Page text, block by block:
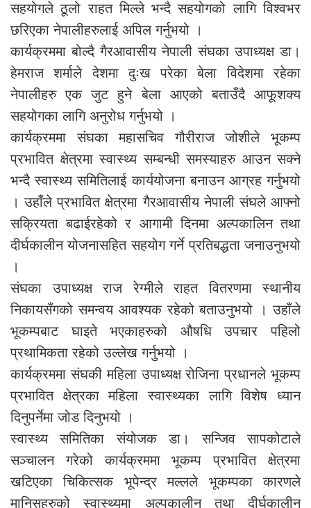
सहयोगले ठूलो राहत मिल्ले भन्दै सहयोगको लागि विश्वभर
छरिएका नेपालीहरुलाई अपिल गर्नुभयो ।
कार्यक्रममा बोल्दै गैरआवासीय नेपाली संघका उपाध्यक्ष डा।
हेमराज शर्माले देशमा दुःख परेका बेला विदेशमा रहेका
नेपालीहरु एक जुट हुने बेला आएको बताउँदै आफूशक्य
सहयोगका लागि अनुरोध गर्नुभयो ।
कार्यक्रममा संघका महासचिव गौरीराज जोशीले भूकम्प
प्रभावित क्षेत्रमा स्वास्थ्य सम्बन्धी समस्याहरु आउन सक्ने
भन्दै स्वास्थ्य समितिलाई कार्ययोजना बनाउन आग्रह गर्नुभयो
। उहाँले प्रभावित क्षेत्रमा गैरआवासीय नेपाली संघले आफ्नो
सक्रियता बढाईरहेको र आगामी दिनमा अल्पकालिन तथा
दीर्घकालीन योजनासहित सहयोग गर्ने प्रतिबद्धता जनाउनुभयो
।
संघका उपाध्यक्ष राज रेग्मीले राहत वितरणमा स्थानीय
निकायसँगको समन्वय आवश्यक रहेको बताउनुभयो । उहाँले
भूकम्पबाट घाइते भएकाहरुको औषधि उपचार पहिलो
प्रथामिकता रहेको उल्लेख गर्नुभयो ।
कार्यक्रममा संघकी महिला उपाध्यक्ष रोजिना प्रधानले भूकम्प
प्रभावित क्षेत्रका महिला स्वास्थ्यका लागि विशेष ध्यान
दिनुपर्नेमा जोड दिनुभयो ।
स्वास्थ्य समितिका संयोजक डा। सन्जिव सापकोटाले
सञ्चालन गरेको कार्यक्रममा भूकम्प प्रभावित क्षेत्रमा
खटिएका चिकित्सक भूपेन्द्र मल्लले भूकम्पका कारणले
मानिसहरुको स्वास्थ्यमा अल्पकालीन तथा दीर्घकालीन